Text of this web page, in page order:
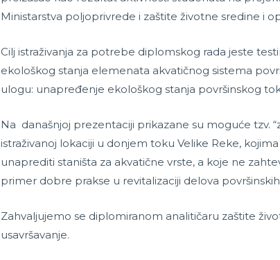
Ministarstva poljoprivrede i zaštite životne sredine i
Cilj istraživanja za potrebe diplomskog rada jeste
ekološkog stanja elemenata akvatičnog sistema
ulogu: unapređenje ekološkog stanja površinskog
Na današnjoj prezentaciji prikazane su moguće tzv.
istraživanoj lokaciji u donjem toku Velike Reke,
unaprediti staništa za akvatične vrste, a koje ne
primer dobre prakse u revitalizaciji delova
Zahvaljujemo se diplomiranom analitičaru zaštite
usavršavanje.